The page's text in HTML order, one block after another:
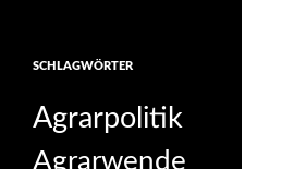
SCHLAGWÖRTER
Agrarpolitik
Agrarwende